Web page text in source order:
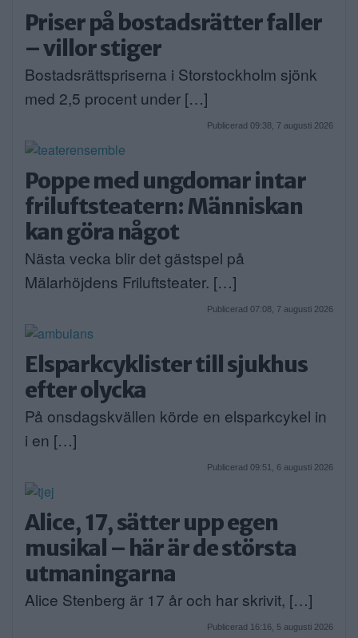
Priser på bostadsrätter faller
– villor stiger
Bostadsrättspriserna i Storstockholm sjönk
med 2,5 procent under […]
Publicerad 09:38, 7 augusti 2026
Poppe med ungdomar intar
friluftsteatern: Människan
kan göra något
Nästa vecka blir det gästspel på
Mälarhöjdens Friluftsteater. […]
Publicerad 07:08, 7 augusti 2026
Elsparkcyklister till sjukhus
efter olycka
På onsdagskvällen körde en elsparkcykel in
i en […]
Publicerad 09:51, 6 augusti 2026
Alice, 17, sätter upp egen
musikal – här är de största
utmaningarna
Alice Stenberg är 17 år och har skrivit, […]
Publicerad 16:16, 5 augusti 2026